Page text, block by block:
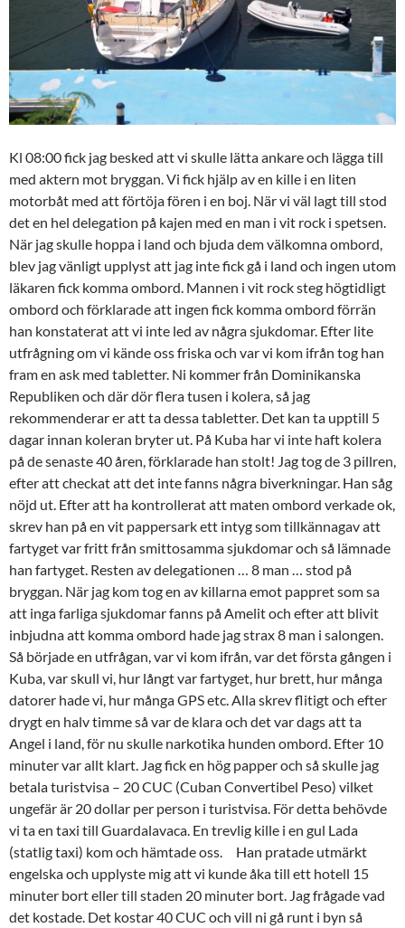
Kl 08:00 fick jag besked att vi skulle lätta ankare och lägga till
med aktern mot bryggan. Vi fick hjälp av en kille i en liten
motorbåt med att förtöja fören i en boj. När vi väl lagt till stod
det en hel delegation på kajen med en man i vit rock i spetsen.
När jag skulle hoppa i land och bjuda dem välkomna ombord,
blev jag vänligt upplyst att jag inte fick gå i land och ingen utom
läkaren fick komma ombord. Mannen i vit rock steg högtidligt
ombord och förklarade att ingen fick komma ombord förrän
han konstaterat att vi inte led av några sjukdomar. Efter lite
utfrågning om vi kände oss friska och var vi kom ifrån tog han
fram en ask med tabletter. Ni kommer från Dominikanska
Republiken och där dör flera tusen i kolera, så jag
rekommenderar er att ta dessa tabletter. Det kan ta upptill 5
dagar innan koleran bryter ut. På Kuba har vi inte haft kolera
på de senaste 40 åren, förklarade han stolt! Jag tog de 3 pillren,
efter att checkat att det inte fanns några biverkningar. Han såg
nöjd ut. Efter att ha kontrollerat att maten ombord verkade ok,
skrev han på en vit pappersark ett intyg som tillkännagav att
fartyget var fritt från smittosamma sjukdomar och så lämnade
han fartyget. Resten av delegationen … 8 man … stod på
bryggan. När jag kom tog en av killarna emot pappret som sa
att inga farliga sjukdomar fanns på Amelit och efter att blivit
inbjudna att komma ombord hade jag strax 8 man i salongen.
Så började en utfrågan, var vi kom ifrån, var det första gången i
Kuba, var skull vi, hur långt var fartyget, hur brett, hur många
datorer hade vi, hur många GPS etc. Alla skrev flitigt och efter
drygt en halv timme så var de klara och det var dags att ta
Angel i land, för nu skulle narkotika hunden ombord. Efter 10
minuter var allt klart. Jag fick en hög papper och så skulle jag
betala turistvisa – 20 CUC (Cuban Convertibel Peso) vilket
ungefär är 20 dollar per person i turistvisa. För detta behövde
vi ta en taxi till Guardalavaca. En trevlig kille i en gul Lada
(statlig taxi) kom och hämtade oss. Han pratade utmärkt
engelska och upplyste mig att vi kunde åka till ett hotell 15
minuter bort eller till staden 20 minuter bort. Jag frågade vad
det kostade. Det kostar 40 CUC och vill ni gå runt i byn så